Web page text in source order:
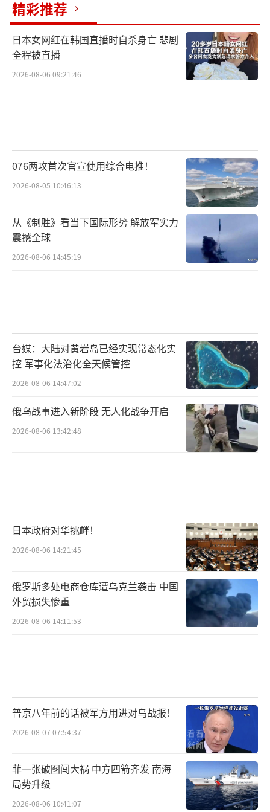
精彩推荐
日本女网红在韩国直播时自杀身亡 悲剧
全程被直播
2026-08-06 09:21:46
076两攻首次官宣使用综合电推！
2026-08-05 10:46:13
从《制胜》看当下国际形势 解放军实力
震撼全球
2026-08-06 14:45:19
台媒：大陆对黄岩岛已经实现常态化实
控 军事化法治化全天候管控
2026-08-06 14:47:02
俄乌战事进入新阶段 无人化战争开启
2026-08-06 13:42:48
日本政府对华挑衅！
2026-08-06 14:21:45
俄罗斯多处电商仓库遭乌克兰袭击 中国
外贸损失惨重
2026-08-06 14:11:53
普京八年前的话被军方用进对乌战报！
2026-08-07 07:54:37
菲一张破图闯大祸 中方四箭齐发 南海
局势升级
2026-08-06 10:41:07